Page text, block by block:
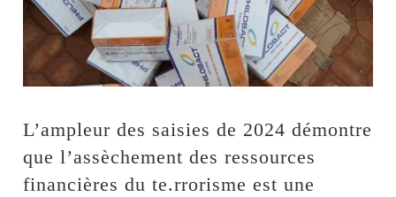
L’ampleur des saisies de 2024 démontre
que l’assèchement des ressources
financières du te.rrorisme est une